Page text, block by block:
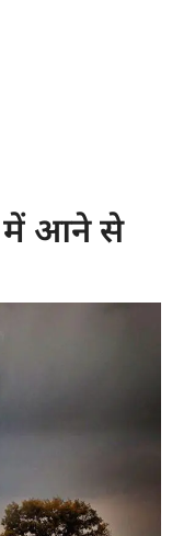
में आने से